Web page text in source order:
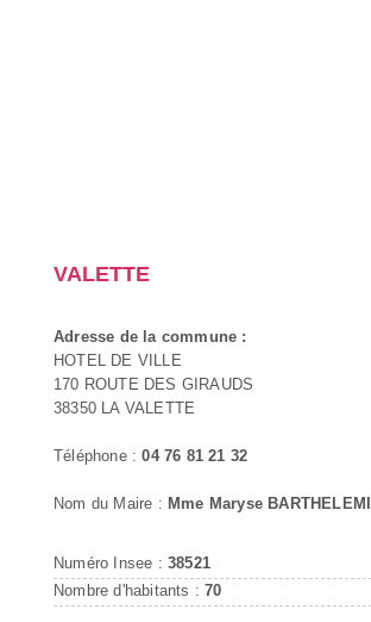
VALETTE
Adresse de la commune :
HOTEL DE VILLE
170 ROUTE DES GIRAUDS
38350 LA VALETTE
Téléphone :04 76 81 21 32
Nom du Maire : Mme Maryse BARTHELEMI
Numéro Insee : 38521
Nombre d'habitants :70